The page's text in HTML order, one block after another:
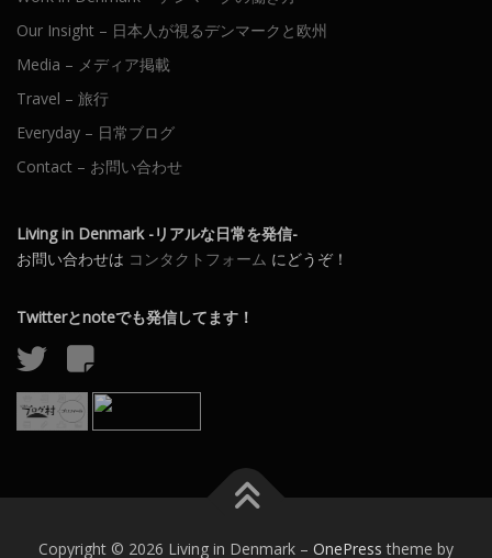
Our Insight – 日本人が視るデンマークと欧州
Media – メディア掲載
Travel – 旅行
Everyday – 日常ブログ
Contact – お問い合わせ
Living in Denmark -リアルな日常を発信-
お問い合わせは コンタクトフォーム にどうぞ！
Twitterとnoteでも発信してます！
Copyright © 2026 Living in Denmark – OnePress theme by